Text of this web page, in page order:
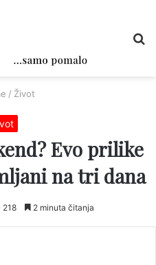
/ Život
Evo prilike
na tri dana
218 2 minuta čitanja